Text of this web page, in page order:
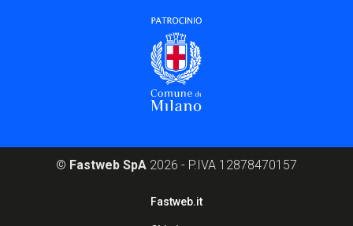
© Fastweb SpA 2026 - P.IVA 12878470157
Fastweb.it